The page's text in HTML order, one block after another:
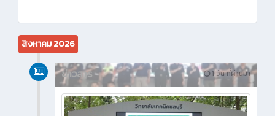
สิงหาคม 2026
1 วัน ที่ผ่านมา
ข่าวสาร